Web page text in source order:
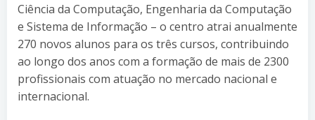
Ciência da Computação, Engenharia da Computação
e Sistema de Informação – o centro atrai anualmente
270 novos alunos para os três cursos, contribuindo
ao longo dos anos com a formação de mais de 2300
profissionais com atuação no mercado nacional e
internacional.